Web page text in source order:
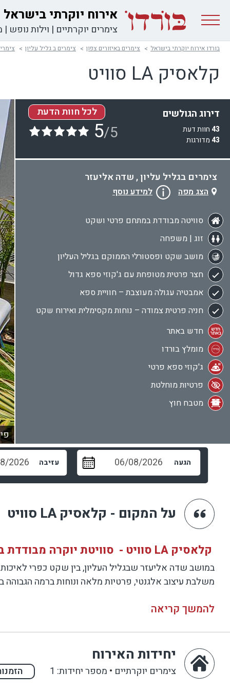
אירוח יוקרתי בישראל
צימרים יוקרתיים | וילות נופש |
בורדו אירוח יוקרתי בישראל צימרים באיזורים צפון צימרים ב גליל עליון
קלאסיק LA סוויט
דירוג הגולשים
43 חוות דעת
43 מדורגות
לכל חוות הדעת
5/5
צימרים בגליל עליון , שדה אליעזר
הצג מפה למידע נוסף
סוויטה מבודדת במתחם פרטי ושקט
זוג | משפחה
מושב שקט ופסטורלי הממוקם בגליל העליון
חצר פרטית מטופחת עם ג'קוזי ספא גדול
אמבטיה עגולה מעוצבת – חוויית ספא
חניה פרטית צמודה – נוחות מקסימלית ואירוח שקט
חדש באתר
מומלץ בורדו
ג'קוזי ספא פרטי
פרטיות מוחלטת
מטבח חוץ
הגעה עזיבה
על המקום - קלאסיק LA סוויט
קלאסיק LA סוויט - סוויטת יוקרה מבודדת בשדה אליעזר – פינוק פרטי בלב הגליל העליון
במושב שדה אליעזר שבגליל העליון, בין שקט כפרי
משלבת עיצוב אלגנטי, פרטיות מלאה ונוחות ברמה
ישיבה, מטבח מאובזר – כולל כיריים, מקרר, מיקרוגל,
הטואלטיקה הנדרשים, מגבות איכותיות, ותשומת לב לכל
להמשך קריאה
יחידות האירוח
צימרים יוקרתיים • מספר יחידות: 1